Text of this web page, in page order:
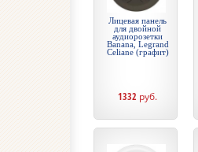
Лицевая панель
для двойной
аудиорозетки
Banana, Legrand
Celiane (графит)
1332 руб.